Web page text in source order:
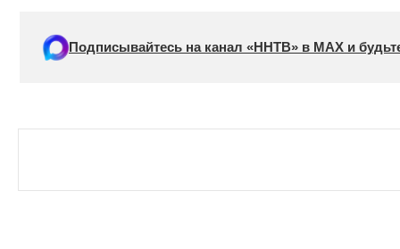
Подписывайтесь на канал «ННТВ» в МАХ и